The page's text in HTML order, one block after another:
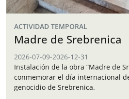
ACTIVIDAD TEMPORAL
Madre de Srebrenica
2026-07-09-2026-12-31
Instalación de la obra “Madre de
conmemorar el día internacional
genocidio de Srebrenica.